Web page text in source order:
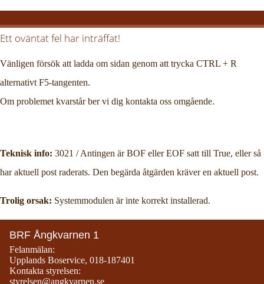
Ett oväntat fel har inträffat!
Vänligen försök att ladda om sidan genom att trycka CTRL + R
alternativt F5-tangenten.
Om problemet kvarstår ber vi dig kontakta oss omgående.
Teknisk info: 3021 / Antingen är BOF eller EOF satt till True, eller så
har aktuell post raderats. Den begärda åtgärden kräver en aktuell post.
Trolig orsak: Systemmodulen är inte korrekt installerad.
BRF Ångkvarnen 1
Felanmälan:
Upplands Boservice, 018-187401
Kontakta styrelsen:
styrelsen@angkvarnen.se